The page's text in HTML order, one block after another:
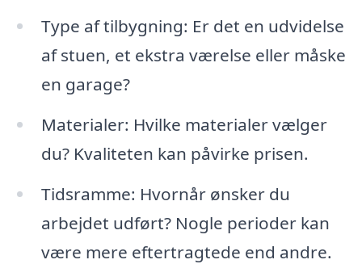
Type af tilbygning: Er det en udvidelse
af stuen, et ekstra værelse eller måske
en garage?
Materialer: Hvilke materialer vælger
du? Kvaliteten kan påvirke prisen.
Tidsramme: Hvornår ønsker du
arbejdet udført? Nogle perioder kan
være mere eftertragtede end andre.